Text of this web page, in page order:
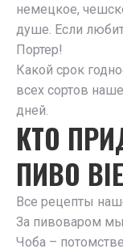
немецкое,
душе. Если
Портер!
Какой срок
всех сортов
дней.
КТО
ПИВО
Все рецепты
За пивоваром
Чоба –